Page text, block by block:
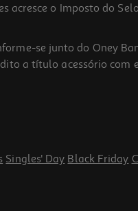
o Imposto do
se junto do Oney
a título acessório com
Singles' Day Black Friday